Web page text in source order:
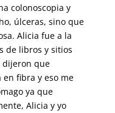
colonoscopia y
úlceras, sino que
Alicia fue a la
de libros y sitios
dijeron que
fibra y eso me
ya que
Alicia y yo